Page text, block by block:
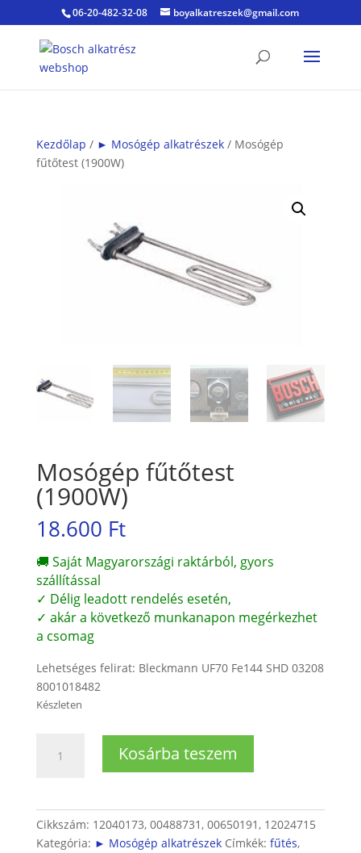
06-20-482-32-08 boyalkatreszek@gmail.com
Kezdőlap / ► Mosógép alkatrészek/ Mosógép
fűtőtest (1900W)
Mosógép fűtőtest
(1900W)
18.600 Ft
🚚 Saját Magyarországi raktárból, gyors
szállítással
✓ Délig leadott rendelés esetén,
✓ akár a következő munkanapon megérkezhet
a csomag
Lehetséges felirat: Bleckmann UF70 Fe144 SHD 03208
8001018482
Készleten
fűtőtest
Kosárba teszem
Cikkszám: 12040173, 00488731, 00650191, 12024715
Kategória: ► Mosógép alkatrészek Címkék: fűtés,